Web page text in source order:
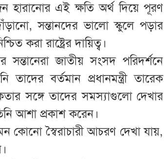
হারানোর এই ক্ষতি অর্থ দিয়ে পূরণ
সন্তানদের ভালো স্কুলে পড়ার
করা রাষ্ট্রের দায়িত্ব।
জাতীয় সংসদ পরিদর্শনে
বর্তমান প্রধানমন্ত্রী তারেক
সঙ্গে তাদের সমস্যাগুলো দেখার
আশা প্রকাশ করেন।
কোনো স্বৈরাচারী আচরণ দেখা যায়,